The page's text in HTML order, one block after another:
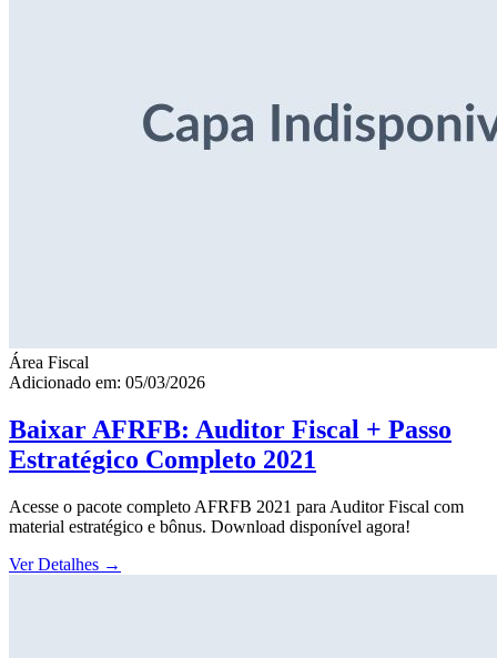
Área Fiscal
Adicionado em: 05/03/2026
Baixar AFRFB: Auditor Fiscal + Passo
Estratégico Completo 2021
Acesse o pacote completo AFRFB 2021 para Auditor Fiscal com
material estratégico e bônus. Download disponível agora!
Ver Detalhes →